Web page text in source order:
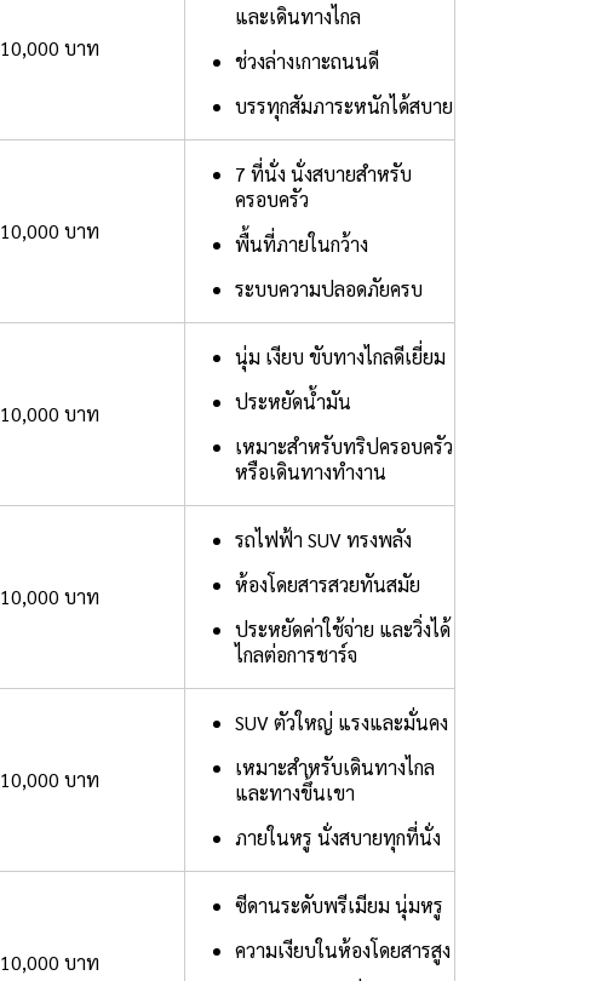
10,000 บาท
และเดินทางไกล
ช่วงล่างเกาะถนนดี
บรรทุกสัมภาระหนักได้สบาย
10,000 บาท
7 ที่นั่ง นั่งสบายสำหรับ
ครอบครัว
พื้นที่ภายในกว้าง
ระบบความปลอดภัยครบ
10,000 บาท
นุ่ม เงียบ ขับทางไกลดีเยี่ยม
ประหยัดน้ำมัน
เหมาะสำหรับทริปครอบครัว
หรือเดินทางทำงาน
10,000 บาท
รถไฟฟ้า SUV ทรงพลัง
ห้องโดยสารสวยทันสมัย
ประหยัดค่าใช้จ่าย และวิ่งได้
ไกลต่อการชาร์จ
10,000 บาท
SUV ตัวใหญ่ แรงและมั่นคง
เหมาะสำหรับเดินทางไกล
และทางขึ้นเขา
ภายในหรู นั่งสบายทุกที่นั่ง
10,000 บาท
ซีดานระดับพรีเมียม นุ่มหรู
ความเงียบในห้องโดยสารสูง